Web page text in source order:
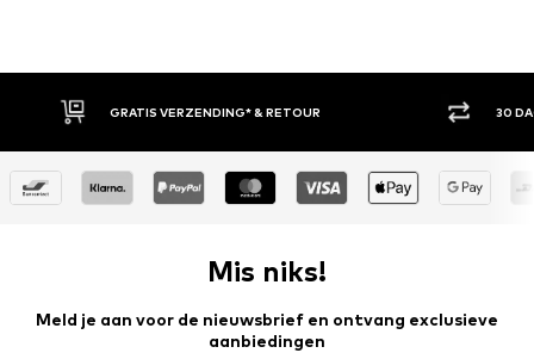
GRATIS VERZENDING* & RETOUR 30 DAGEN
Mis niks!
Meld je aan voor de nieuwsbrief en ontvang exclusieve
aanbiedingen